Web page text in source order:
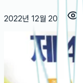
2022년 12월 20일